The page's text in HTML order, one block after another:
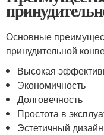
Основные
принудительной
Высокая
Экономичность
Долговечность
Простота в
Эстетичный дизайн